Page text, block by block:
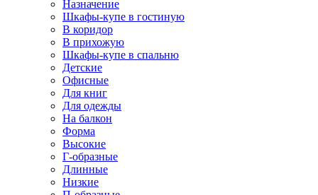
Назначение
Шкафы-купе в гостиную
В коридор
В прихожую
Шкафы-купе в спальню
Детские
Офисные
Для книг
Для одежды
На балкон
Форма
Высокие
Г-образные
Длинные
Низкие